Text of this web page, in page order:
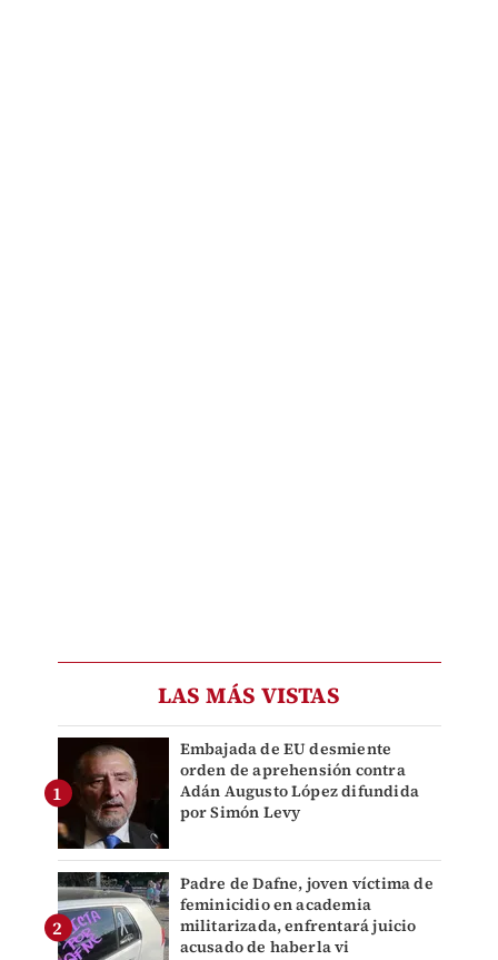
LAS MÁS VISTAS
Embajada de EU desmiente
orden de aprehensión contra
Adán Augusto López difundida
por Simón Levy
Padre de Dafne, joven víctima de
feminicidio en academia
militarizada, enfrentará juicio
acusado de haberla vi